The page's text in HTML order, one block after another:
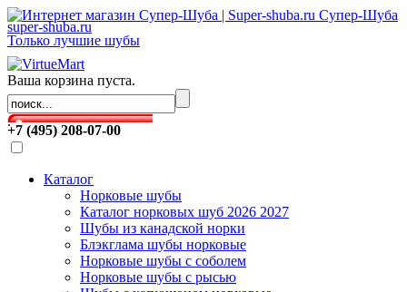
Супер-Шуба
super-shuba.ru
Только лучшие шубы
Ваша корзина пуста.
.
+7 (495) 208-07-00
Каталог
Норковые шубы
Каталог норковых шуб 2026 2027
Шубы из канадской норки
Блэкглама шубы норковые
Норковые шубы с соболем
Норковые шубы с рысью